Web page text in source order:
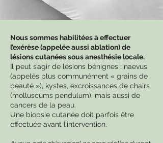
Nous sommes habilitées à effectuer
l’exérèse (appelée aussi ablation) de
lésions cutanées sous anesthésie locale.
Il peut s’agir de lésions bénignes : naevus
(appelés plus communément « grains de
beauté »), kystes, excroissances de chairs
(molluscums pendulum), mais aussi de
cancers de la peau.
Une biopsie cutanée doit parfois être
effectuée avant l’intervention.